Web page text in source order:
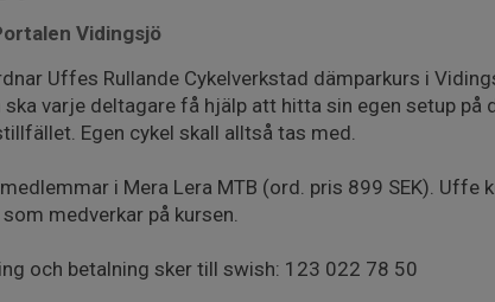
Vidingsjö
Uffes Rullande Cykelverkstad dämparkurs i
varje deltagare få hjälp att hitta sin egen setup på
Egen cykel skall alltså tas med.
i Mera Lera MTB (ord. pris 899 SEK). Uffe
medverkar på kursen.
och betalning sker till swish: 123 022 78 50